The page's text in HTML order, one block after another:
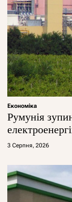
Економіка
Румунія
3 Серпня, 2026